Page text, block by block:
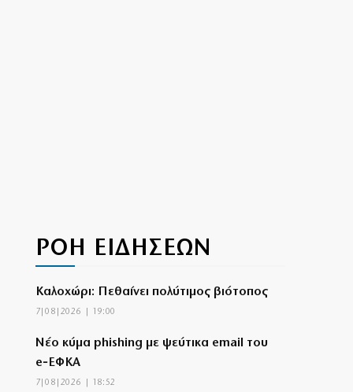
ΡΟΗ ΕΙΔΗΣΕΩΝ
Καλοχώρι: Πεθαίνει πολύτιμος βιότοπος
7|08|2026 | 19:00
Νέο κύμα phishing με ψεύτικα email του
e‑ΕΦΚΑ
7|08|2026 | 18:52